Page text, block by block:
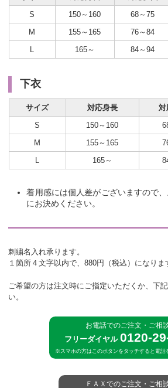
S
150～160 68～75
M
155～165 76～84
165～ 84～94
下衣
サイズ 対応身長 対
S
150～160
M
155～165
165～
着用感には個人差がございますので
にお決めください。
刺繍名入れ承ります。
１箇所４文字以内で、880円（税込）になりま
ご希望の方は注文時にご指定いただくか、下
い。
お電話でのご注文・ご相
フリーダイヤル 0120-
※スマホの方はこのボタンをタッチすると電話
ＦＡＸでのご注文・ご相